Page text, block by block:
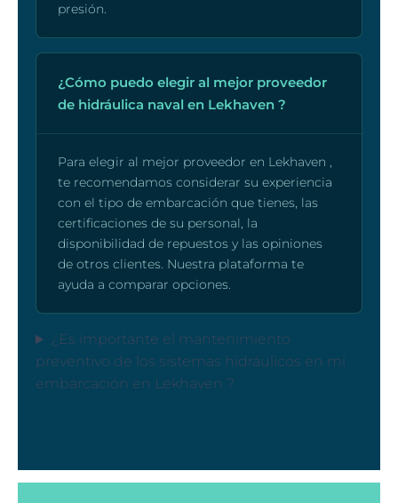
presión.
¿Cómo puedo elegir al mejor proveedor
de hidráulica naval en Lekhaven ?
Para elegir al mejor proveedor en Lekhaven ,
te recomendamos considerar su experiencia
con el tipo de embarcación que tienes, las
certificaciones de su personal, la
disponibilidad de repuestos y las opiniones
de otros clientes. Nuestra plataforma te
ayuda a comparar opciones.
¿Es importante el mantenimiento
preventivo de los sistemas hidráulicos en mi
embarcación en Lekhaven ?